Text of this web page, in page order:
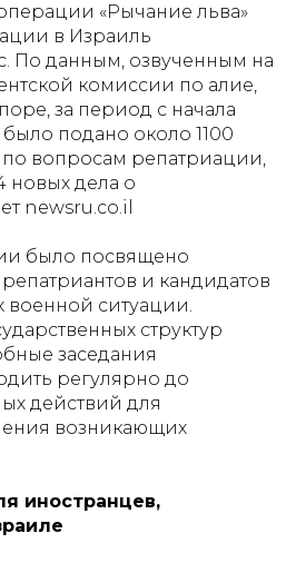
«Рычание льва»
в Израиль
По данным, озвученным на
комиссии по алие,
за период с начала
подано около 1100
вопросам репатриации,
новых дела о
newsru.co.il
было посвящено
и кандидатов
военной ситуации.
структур
заседания
регулярно до
действий для
возникающих
иностранцев,